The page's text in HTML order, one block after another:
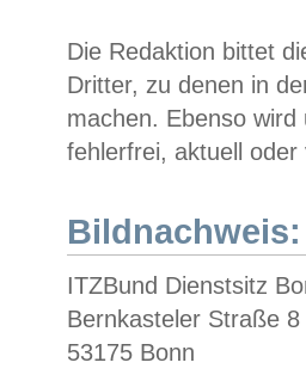
Die Redaktion bittet
Dritter, zu denen in
machen. Ebenso
fehlerfrei, aktuell oder
Bildnachweis:
ITZBund Dienstsitz
Bernkasteler Straße 8
53175 Bonn